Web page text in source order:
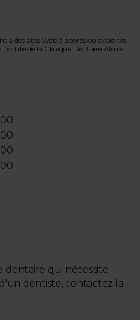
à des sites Web élaborés ou exploités
l'entité de la Clinique Dentaire Alma.
dentaire qui nécessite
dentiste, contactez la